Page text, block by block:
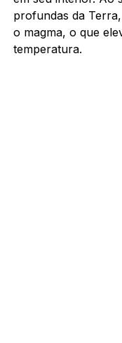
profundas da
o magma, o que
temperatura.